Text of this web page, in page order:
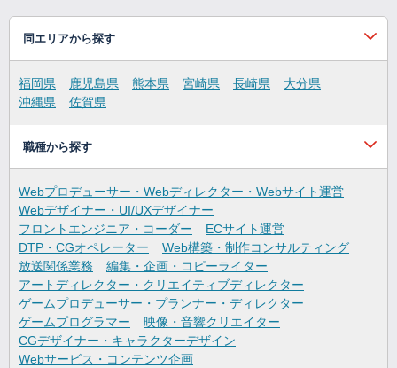
同エリアから探す
福岡県 鹿児島県 熊本県 宮崎県 長崎県
大分県
沖縄県
佐賀県
職種から探す
Webプロデューサー・Webディレクター・Webサイト運営
Webデザイナー・UI/UXデザイナー
フロントエンジニア・コーダー
ECサイト運営
DTP・CGオペレーター
Web構築・制作コンサルティング
放送関係業務
編集・企画・コピーライター
アートディレクター・クリエイティブディレクター
ゲームプロデューサー・プランナー・ディレクター
ゲームプログラマー
映像・音響クリエイター
CGデザイナー・キャラクターデザイン
Webサービス・コンテンツ企画